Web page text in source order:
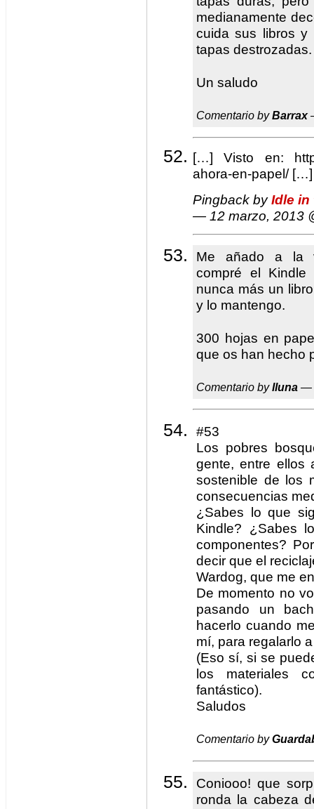
medianamente
cuida sus libros
tapas destrozadas.
Un saludo
Comentario byBarrax
[…] Visto en:
ahora-en-papel/ […]
Pingback byIdle in
— 12 marzo, 2013
Me añado a la
compré el Kindle
nunca más un
y lo mantengo.
300 hojas en
que os han hecho
Comentario bylluna —
#53
Los pobres
gente, entre ellos
sostenible de los
consecuencias
¿Sabes lo que
Kindle? ¿Sabes
componentes?
decir que el
Wardog, que me
De momento no
pasando un
hacerlo cuando
mí, para regalarlo
(Eso sí, si se
los materiales
fantástico).
Saludos
Comentario by
Coniooo! que
ronda la cabeza